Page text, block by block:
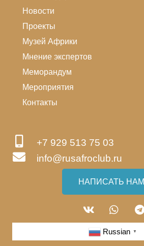
Новости
Проекты
Музей Африки
Мнение экспертов
Меморандум
Мероприятия
Контакты
+7 929 513 75 03
info@rusafroclub.ru
НАПИСАТЬ НАМ
Russian ▼